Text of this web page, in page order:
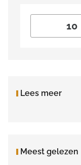
Lees meer
Meest gelezen